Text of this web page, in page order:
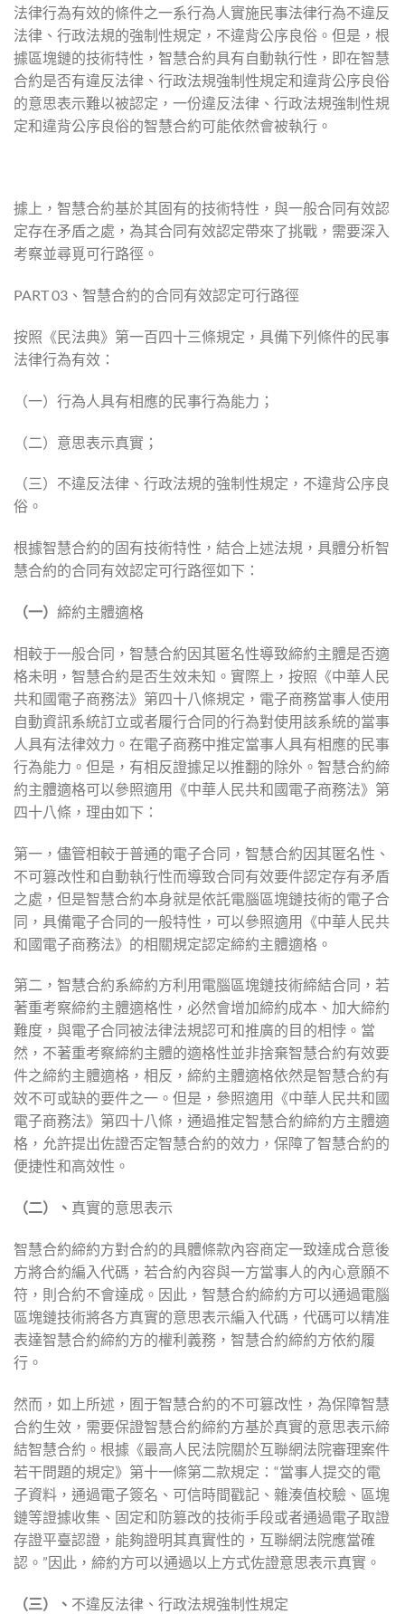
法律行為有效的條件之一系行為人實施民事法律行為不違反
法律、行政法規的強制性規定，不違背公序良俗。但是，根
據區塊鏈的技術特性，智慧合約具有自動執行性，即在智慧
合約是否有違反法律、行政法規強制性規定和違背公序良俗
的意思表示難以被認定，一份違反法律、行政法規強制性規
定和違背公序良俗的智慧合約可能依然會被執行。
據上，智慧合約基於其固有的技術特性，與一般合同有效認
定存在矛盾之處，為其合同有效認定帶來了挑戰，需要深入
考察並尋覓可行路徑。
PART 03、智慧合約的合同有效認定可行路徑
按照《民法典》第一百四十三條規定，具備下列條件的民事
法律行為有效：
（一）行為人具有相應的民事行為能力；
（二）意思表示真實；
（三）不違反法律、行政法規的強制性規定，不違背公序良
俗。
根據智慧合約的固有技術特性，結合上述法規，具體分析智
慧合約的合同有效認定可行路徑如下：
（一） 締約主體適格
相較于一般合同，智慧合約因其匿名性導致締約主體是否適
格未明，智慧合約是否生效未知。實際上，按照《中華人民
共和國電子商務法》第四十八條規定，電子商務當事人使用
自動資訊系統訂立或者履行合同的行為對使用該系統的當事
人具有法律效力。在電子商務中推定當事人具有相應的民事
行為能力。但是，有相反證據足以推翻的除外。智慧合約締
約主體適格可以參照適用《中華人民共和國電子商務法》第
四十八條，理由如下：
第一，儘管相較于普通的電子合同，智慧合約因其匿名性、
不可篡改性和自動執行性而導致合同有效要件認定存有矛盾
之處，但是智慧合約本身就是依託電腦區塊鏈技術的電子合
同，具備電子合同的一般特性，可以參照適用《中華人民共
和國電子商務法》的相關規定認定締約主體適格。
第二，智慧合約系締約方利用電腦區塊鏈技術締結合同，若
著重考察締約主體適格性，必然會增加締約成本、加大締約
難度，與電子合同被法律法規認可和推廣的目的相悖。當
然，不著重考察締約主體的適格性並非捨棄智慧合約有效要
件之締約主體適格，相反，締約主體適格依然是智慧合約有
效不可或缺的要件之一。但是，參照適用《中華人民共和國
電子商務法》第四十八條，通過推定智慧合約締約方主體適
格，允許提出佐證否定智慧合約的效力，保障了智慧合約的
便捷性和高效性。
（二）、 真實的意思表示
智慧合約締約方對合約的具體條款內容商定一致達成合意後
方將合約編入代碼，若合約內容與一方當事人的內心意願不
符，則合約不會達成。因此，智慧合約締約方可以通過電腦
區塊鏈技術將各方真實的意思表示編入代碼，代碼可以精准
表達智慧合約締約方的權利義務，智慧合約締約方依約履
行。
然而，如上所述，囿于智慧合約的不可篡改性，為保障智慧
合約生效，需要保證智慧合約締約方基於真實的意思表示締
結智慧合約。根據《最高人民法院關於互聯網法院審理案件
若干問題的規定》第十一條第二款規定：“當事人提交的電
子資料，通過電子簽名、可信時間戳記、雜湊值校驗、區塊
鏈等證據收集、固定和防篡改的技術手段或者通過電子取證
存證平臺認證，能夠證明其真實性的，互聯網法院應當確
認。”因此，締約方可以通過以上方式佐證意思表示真實。
（三）、 不違反法律、行政法規強制性規定